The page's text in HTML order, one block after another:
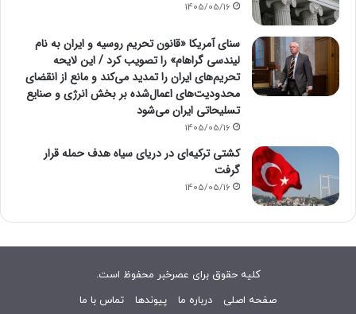
1405/05/16
سنای آمریکا «قانون تحریم روسیه و ایران به نام
لیندسی گراهام» را تصویب کرد / این لایحه
تحریم‌های ایران را تمدید می‌کند و مانع از انقضای
محدودیت‌های اعمال‌شده بر بخش انرژی و صنایع
تسلیحاتی ایران می‌شود
1405/05/16
کشتی ترکیه‌ای در دریای سیاه هدف حمله قرار
گرفت
1405/05/16
کلیه حقوق برای عصرخبر محفوظ است.
صفحه اصلی
درباره ما پیوندها تماس با ما